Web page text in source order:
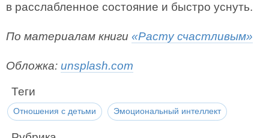
в расслабленное состояние и быстро уснуть.
По материалам книги «Расту счастливым»
Обложка: unsplash.com
Теги
Отношения с детьми Эмоциональный интеллект